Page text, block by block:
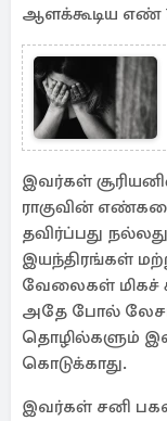
ஆளக்கூடிய எண்
இவர்கள்
ராகுவின்
தவிர்ப்பது
இயந்திரங்கள்
வேலைகள் மிகச்
அதே போல்
தொழில்களும்
கொடுக்காது.
இவர்கள் சனி